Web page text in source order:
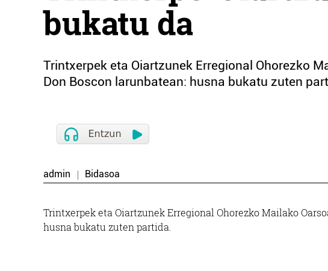
bukatu da
Trintxerpek eta Oiartzunek Erregional Ohorezko
Don Boscon larunbatean: husna bukatu zuten
admin Bidasoa
Trintxerpek eta Oiartzunek Erregional Ohorezko Mailako
husna bukatu zuten partida.